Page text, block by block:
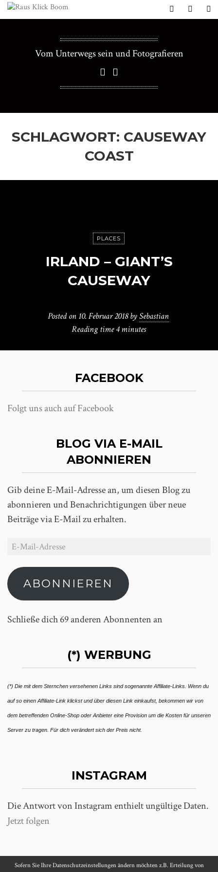
Vom Unterwegs sein und Fotografieren
SCHLAGWORT: CAUSEWAY
COAST
PLACES
IRLAND – GIANT’S
CAUSEWAY
Posted on 10. Februar 2018 bySebastian
Reading time4 minutes
FACEBOOK
Folgt uns auch auf Facebook
BLOG VIA E-MAIL
ABONNIEREN
Gib deine E-Mail-Adresse an, um diesen Blog zu
abonnieren und Benachrichtigungen über neue
Beiträge via E-Mail zu erhalten.
ABONNIEREN
Schließe dich 69 anderen Abonnenten an
(*) WERBUNG
(*) Die mit dem Sternchen versehenen Links sind sogenannte Affiliate-Links. Wenn du
auf so einen Affiliate-Link klickst und über diesen Link einkaufst, bekommen wir von
dem betreffenden Online-Shop oder Anbieter eine Provision um die Kosten für unseren
Server zu tragen. Für dich verändert sich der Preis nicht.
INSTAGRAM
Die Antwort von Instagram enthielt ungültige Daten.
Jetzt folgen
Sofern Sie Ihre Datenschutzeinstellungen ändern möchten z.B. Erteilung von